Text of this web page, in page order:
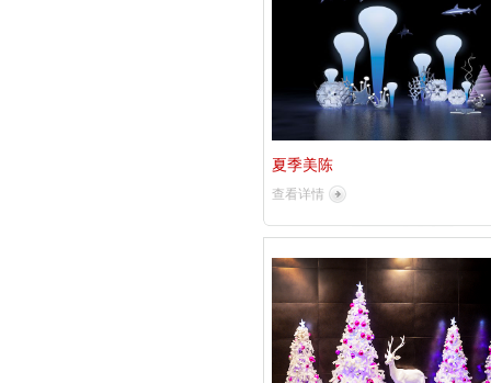
夏季美陈
查看详情